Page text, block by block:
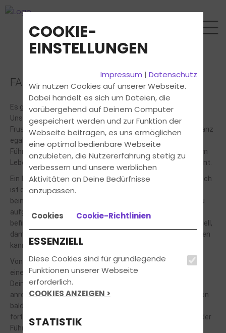
FAHRSCHULWECHSEL
Es gibt viele Gründe die Fahrschule zu wechseln. Ob Umzug,
Unstimmigkeiten mit dem Fahrlehrer, lange Wartezeiten,
Frustration oder schlichtweg Pech bei der Fahrschulwahl. Ganz
egal, was es ist, bei uns bist Du jederzeit willkommen! Die
Führerscheinausbildung ist ein wichtiger Abschnitt in Deinem
Leben, dabei hast du die für Dich optimale Ausbildung verdient.
Ein
Fahrschulwechsel sollte Dir weder unangenehm sein, noch
ist dieser mit hohen Kosten verbunden. Gerne helfen wir Dir
beim Wechsel und knüpfen bei der Ausbildung dort an, wo du
aufgehört hast. Egal an welchem Punkt Du dich aktuell
befindest, wir nehmen uns die Zeit und beraten Dich individuell,
damit der Wechsel
vonstatten gehen
kann.
Von Deiner alten Fahrschule solltest Du dir
einenAusbildungsnachweisausstellen lassen, damit wir all
Deine bisher abgeleisteten Theorie- und Fahrstunden
anrechnen können. Nach geringem Aufwand kannst Du schon
bald Deine Ausbildung zu einem
fortsetzen. Du wirst überrascht sein, wieviel
man bei der
Führerscheinausbildung haben kann.
COOKIE-
EINSTELLUNGEN
Impressum |Datenschutz
Wir nutzen Cookies auf unserer Webseite.
Dabei handelt es sich um Dateien, die
vorübergehend auf Deinem Computer
gespeichert werden und zur Funktion der
Webseite beitragen, es uns ermöglichen
eine optimal bedienbare Webseite
anzubieten, die Nutzererfahrung stetig zu
verbessern und unsere werblichen
Aktivitäten an Deine Bedürfnisse
anzupassen.
Cookies Cookie-Richtlinien
ESSENZIELL
Diese Cookies sind für grundlegende
Funktionen unserer Webseite
erforderlich.
COOKIES ANZEIGEN >
STATISTIK